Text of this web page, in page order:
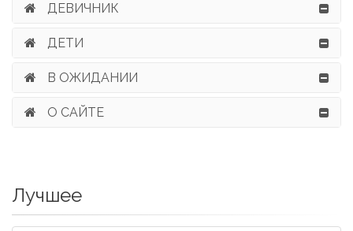
ДЕВИЧНИК
ДЕТИ
В ОЖИДАНИИ
О САЙТЕ
Лучшее